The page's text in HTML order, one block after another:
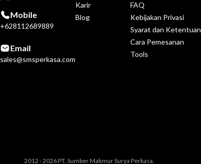
Mobile
+628112689889
Email
sales@smsperkasa.com
Karir
Blog
FAQ
Kebijakan Privasi
Syarat dan Ketentuan
Cara Pemesanan
Tools
2012 - 2026 PT. Sumber Makmur Surya Perkasa.